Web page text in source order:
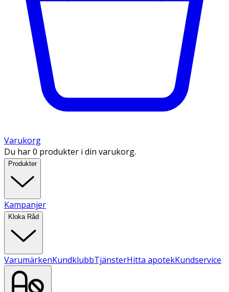
Varukorg
Du har 0 produkter i din varukorg.
Produkter
Kampanjer
Kloka Råd
VarumärkenKundklubbTjänsterHitta apotekKundservice